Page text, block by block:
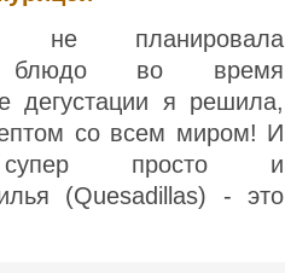
планировала
блюдо во время
дегустации я решила,
со всем миром! И
супер просто и
(Quesadillas) - это